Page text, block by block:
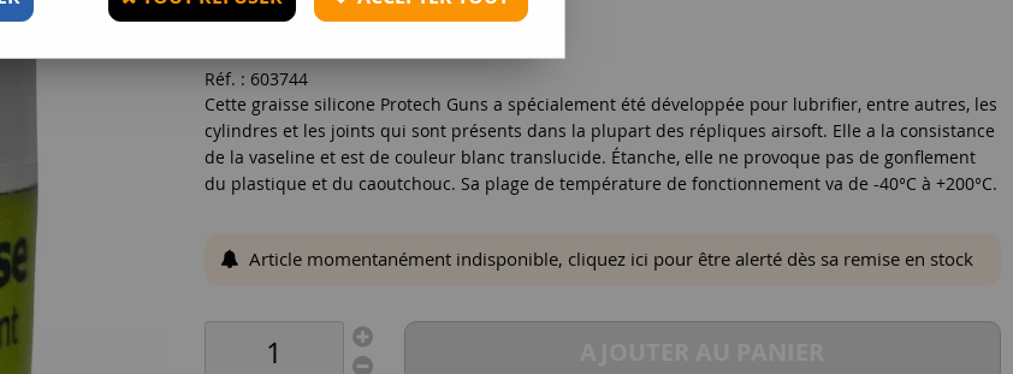
4,90€TTC
Réf. : 603744
Cette graisse silicone Protech Guns a spécialement été développée pour lubrifier, entre autres, les
cylindres et les joints qui sont présents dans la plupart des répliques airsoft. Elle a la consistance
de la vaseline et est de couleur blanc translucide. Étanche, elle ne provoque pas de gonflement
du plastique et du caoutchouc. Sa plage de température de fonctionnement va de -40°C à +200°C.
Article momentanément indisponible, cliquez ici pour être alerté dès sa remise en stock